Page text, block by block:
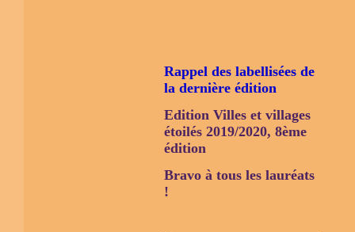
Rappel des labellisées de
la dernière édition
Edition Villes et villages
étoilés 2019/2020, 8ème
édition
Bravo à tous les lauréats
!